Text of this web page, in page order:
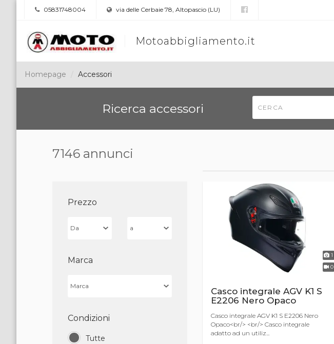
05831748004 via delle Cerbaie 78, Altopascio (LU)
Motoabbigliamento.it
Homepage Accessori
Ricerca accessori
7146 annunci
Prezzo
Marca
Condizioni
Tutte
1
0
Casco integrale AGV K1 S
E2206 Nero Opaco
Casco integrale AGV K1 S E2206 Nero
Opaco<br/> <br/> Casco integrale
adatto ad un utiliz...